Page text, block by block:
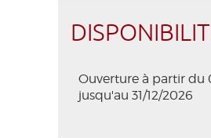
Ouverture à partir du
jusqu'au 31/12/2026